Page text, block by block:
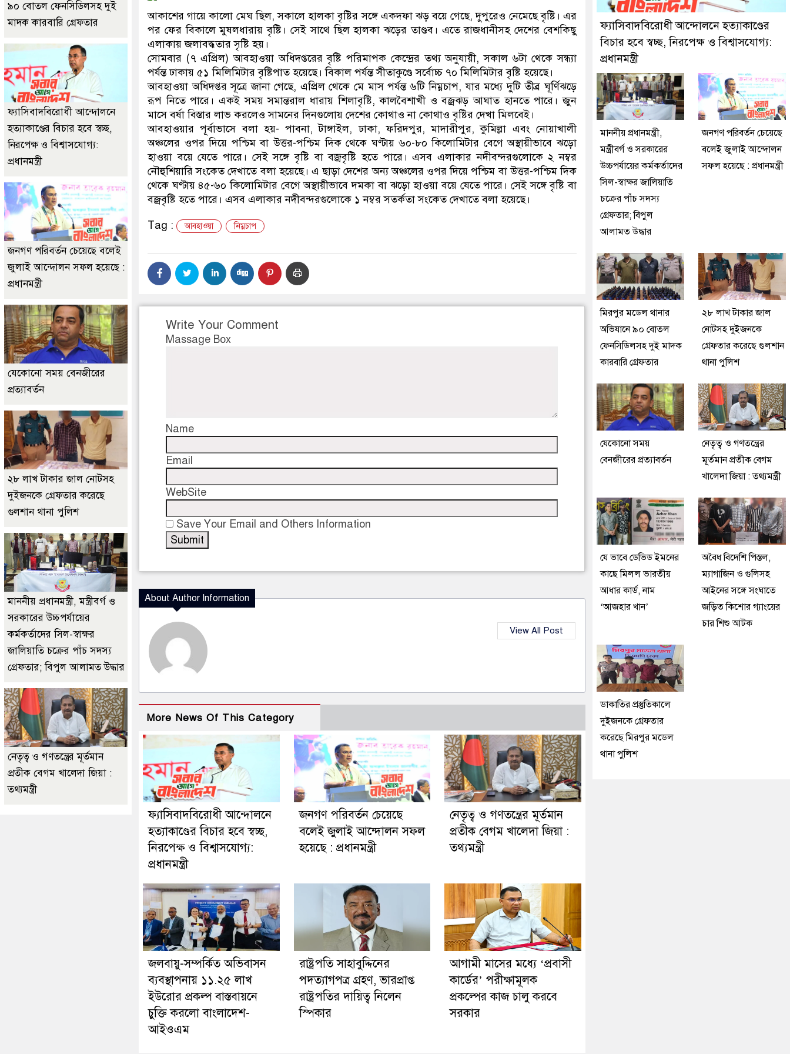
ডাকাতির প্রস্তুতিকালে দুইজনকে গ্রেফতার করেছে মিরপুর মডেল থানা পুলিশ
আকাশের গায়ে কালো মেঘ ছিল, সকালে হালকা বৃষ্টির সঙ্গে একদফা ঝড় বয়ে গেছে, দুপুরেও নেমেছে বৃষ্টি। এর
পর ফের বিকালে মুষলধারায় বৃষ্টি। সেই সাথে ছিল হালকা ঝড়ের তাণ্ডব। এতে রাজধানীসহ দেশের বেশকিছু
এলাকায় জলাবদ্ধতার সৃষ্টি হয়।
সোমবার (৭ এপ্রিল) আবহাওয়া অধিদপ্তরের বৃষ্টি পরিমাপক কেন্দ্রের তথ্য অনুযায়ী, সকাল ৬টা থেকে সন্ধ্যা
পর্যন্ত ঢাকায় ৫১ মিলিমিটার বৃষ্টিপাত হয়েছে। বিকাল পর্যন্ত সীতাকুণ্ডে সর্বোচ্চ ৭০ মিলিমিটার বৃষ্টি হয়েছে।
আবহাওয়া অধিদপ্তর সূত্রে জানা গেছে, এপ্রিল থেকে মে মাস পর্যন্ত ৬টি নিম্নচাপ, যার মধ্যে দুটি তীব্র ঘূর্ণিঝড়ে
রূপ নিতে পারে। একই সময় সমান্তরাল ধারায় শিলাবৃষ্টি, কালবৈশাখী ও বজ্রঝড় আঘাত হানতে পারে। জুন
মাসে বর্ষা বিস্তার লাভ করলেও সামনের দিনগুলোয় দেশের কোথাও না কোথাও বৃষ্টির দেখা মিলবেই।
আবহাওয়ার পূর্বাভাসে বলা হয়- পাবনা, টাঙ্গাইল, ঢাকা, ফরিদপুর, মাদারীপুর, কুমিল্লা এবং নোয়াখালী
অঞ্চলের ওপর দিয়ে পশ্চিম বা উত্তর-পশ্চিম দিক থেকে ঘণ্টায় ৬০-৮০ কিলোমিটার বেগে অস্থায়ীভাবে ঝড়ো
হাওয়া বয়ে যেতে পারে। সেই সঙ্গে বৃষ্টি বা বজ্রবৃষ্টি হতে পারে। এসব এলাকার নদীবন্দরগুলোকে ২ নম্বর
নৌহুশিয়ারি সংকেত দেখাতে বলা হয়েছে। এ ছাড়া দেশের অন্য অঞ্চলের ওপর দিয়ে পশ্চিম বা উত্তর-পশ্চিম দিক
থেকে ঘণ্টায় ৪৫-৬০ কিলোমিটার বেগে অস্থায়ীভাবে দমকা বা ঝড়ো হাওয়া বয়ে যেতে পারে। সেই সঙ্গে বৃষ্টি বা
বজ্রবৃষ্টি হতে পারে। এসব এলাকার নদীবন্দরগুলোকে ১ নম্বর সতর্কতা সংকেত দেখাতে বলা হয়েছে।
Tag :
আবহাওয়া নিম্নচাপ
Write Your Comment
Massage Box
Name
Email
WebSite
Save Your Email and Others Information
About Author Information
View All Post
More News Of This Category
ফ্যাসিবাদবিরোধী আন্দোলনে
হত্যাকাণ্ডের বিচার হবে স্বচ্ছ,
নিরপেক্ষ ও বিশ্বাসযোগ্য:
প্রধানমন্ত্রী
জনগণ পরিবর্তন চেয়েছে
বলেই জুলাই আন্দোলন সফল
হয়েছে : প্রধানমন্ত্রী
নেতৃত্ব ও গণতন্ত্রের মূর্তমান
প্রতীক বেগম খালেদা জিয়া :
তথ্যমন্ত্রী
জলবায়ু-সম্পর্কিত অভিবাসন
ব্যবস্থাপনায় ১১.২৫ লাখ
ইউরোর প্রকল্প বাস্তবায়নে
চুক্তি করলো বাংলাদেশ-
আইওএম
রাষ্ট্রপতি সাহাবুদ্দিনের
পদত্যাগপত্র গ্রহণ, ভারপ্রাপ্ত
রাষ্ট্রপতির দায়িত্ব নিলেন
স্পিকার
আগামী মাসের মধ্যে ‘প্রবাসী
কার্ডের’ পরীক্ষামূলক
প্রকল্পের কাজ চালু করবে
সরকার
৯০ বোতল ফেনসিডিলসহ দুই
মাদক কারবারি গ্রেফতার
ফ্যাসিবাদবিরোধী আন্দোলনে
হত্যাকাণ্ডের বিচার হবে স্বচ্ছ,
নিরপেক্ষ ও বিশ্বাসযোগ্য:
প্রধানমন্ত্রী
জনগণ পরিবর্তন চেয়েছে বলেই
জুলাই আন্দোলন সফল হয়েছে :
প্রধানমন্ত্রী
যেকোনো সময় বেনজীরের
প্রত্যাবর্তন
২৮ লাখ টাকার জাল নোটসহ
দুইজনকে গ্রেফতার করেছে
গুলশান থানা পুলিশ
মাননীয় প্রধানমন্ত্রী, মন্ত্রীবর্গ ও
সরকারের উচ্চপর্যায়ের
কর্মকর্তাদের সিল-স্বাক্ষর
জালিয়াতি চক্রের পাঁচ সদস্য
গ্রেফতার; বিপুল আলামত উদ্ধার
নেতৃত্ব ও গণতন্ত্রের মূর্তমান
প্রতীক বেগম খালেদা জিয়া :
তথ্যমন্ত্রী
ফ্যাসিবাদবিরোধী আন্দোলনে হত্যাকাণ্ডের
বিচার হবে স্বচ্ছ, নিরপেক্ষ ও বিশ্বাসযোগ্য:
প্রধানমন্ত্রী
মাননীয় প্রধানমন্ত্রী,
মন্ত্রীবর্গ ও সরকারের
উচ্চপর্যায়ের কর্মকর্তাদের
সিল-স্বাক্ষর জালিয়াতি
চক্রের পাঁচ সদস্য
গ্রেফতার; বিপুল
আলামত উদ্ধার
জনগণ পরিবর্তন চেয়েছে
বলেই জুলাই আন্দোলন
সফল হয়েছে : প্রধানমন্ত্রী
মিরপুর মডেল থানার
অভিযানে ৯০ বোতল
ফেনসিডিলসহ দুই মাদক
কারবারি গ্রেফতার
২৮ লাখ টাকার জাল
নোটসহ দুইজনকে
গ্রেফতার করেছে গুলশান
থানা পুলিশ
যেকোনো সময়
বেনজীরের প্রত্যাবর্তন
নেতৃত্ব ও গণতন্ত্রের
মূর্তমান প্রতীক বেগম
খালেদা জিয়া : তথ্যমন্ত্রী
যে ভাবে ডেভিড ইমনের
কাছে মিলল ভারতীয়
আধার কার্ড, নাম
‘আজহার খান’
অবৈধ বিদেশি পিস্তল,
ম্যাগাজিন ও গুলিসহ
আইনের সঙ্গে সংঘাতে
জড়িত কিশোর গ্যাংয়ের
চার শিশু আটক
ডাকাতির প্রস্তুতিকালে
দুইজনকে গ্রেফতার
করেছে মিরপুর মডেল
থানা পুলিশ